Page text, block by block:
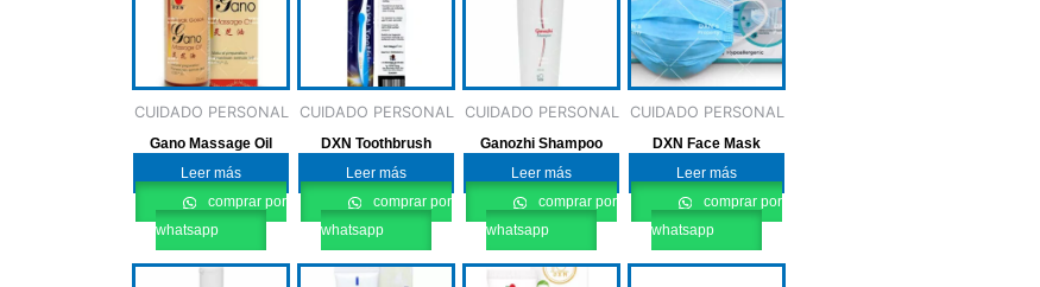
CUIDADO PERSONAL
Gano Massage Oil
Leer más
comprar por
whatsapp
CUIDADO PERSONAL
DXN Toothbrush
Leer más
comprar por
whatsapp
CUIDADO PERSONAL
Ganozhi Shampoo
Leer más
comprar por
whatsapp
CUIDADO PERSONAL
DXN Face Mask
Leer más
comprar por
whatsapp